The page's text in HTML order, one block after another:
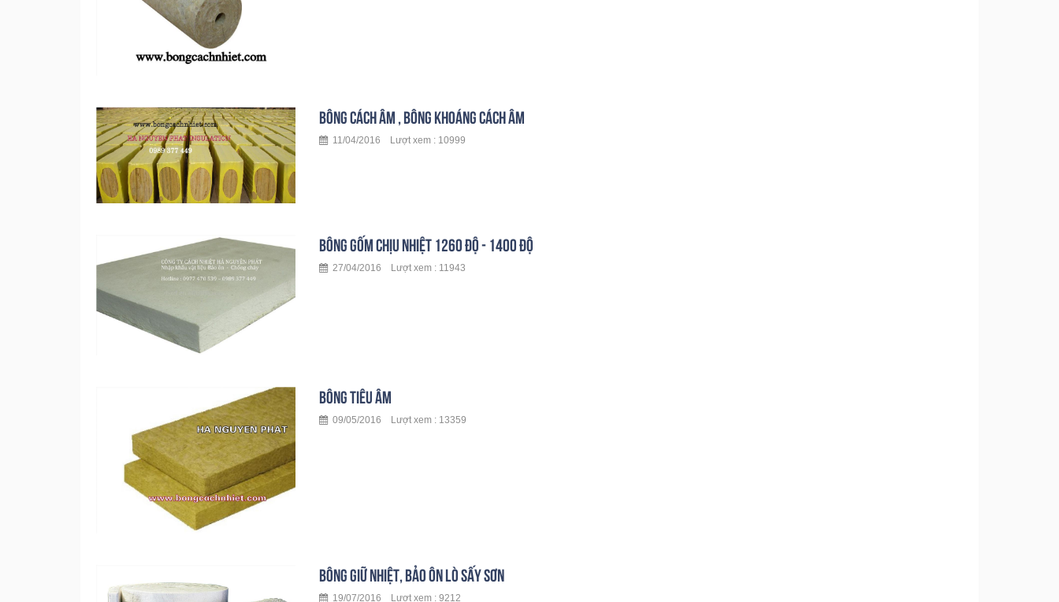
BÔNG CÁCH ÂM , BÔNG KHOÁNG CÁCH ÂM
11/04/2016 Lượt xem : 10999
BÔNG GỐM CHỊU NHIỆT 1260 ĐỘ - 1400 ĐỘ
27/04/2016 Lượt xem : 11943
BÔNG TIÊU ÂM
09/05/2016 Lượt xem : 13359
BÔNG GIỮ NHIỆT, BẢO ÔN LÒ SẤY SƠN
19/07/2016 Lượt xem : 9212